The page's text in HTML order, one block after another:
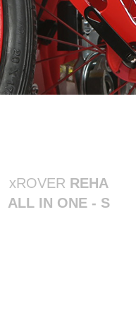
xROVER REHA
ALL IN ONE - S